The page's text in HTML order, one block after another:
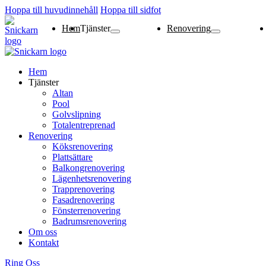
Hoppa till huvudinnehåll Hoppa till sidfot
HemTjänsterAltan
Pool
Golvslipning
Totalentreprenad RenoveringKöksrenovering
Plattsättare
Balkongrenovering
Trapprenovering
Fasadrenovering
Fönsterrenovering
Badrumsrenovering
Hem
Tjänster
Altan
Pool
Golvslipning
Totalentreprenad
Renovering
Köksrenovering
Plattsättare
Balkongrenovering
Lägenhetsrenovering
Trapprenovering
Fasadrenovering
Fönsterrenovering
Badrumsrenovering
Om oss
Kontakt
Ring Oss